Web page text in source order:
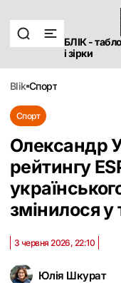
БЛІК -
і зірки
blik спорт
Спорт
Олександр
рейтингу
змінилося у
Юлія Шкурат
3 червня 2026, 22:10